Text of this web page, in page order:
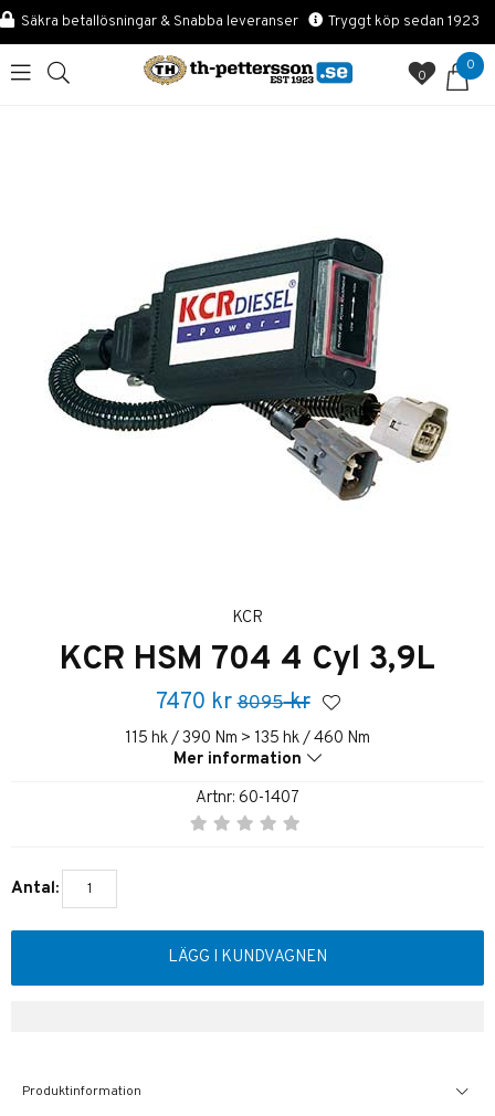
Säkra betallösningar & Snabba leveranser Tryggt köp sedan 1923
0
0
KCR
KCR HSM 704 4 Cyl 3,9L
8095kr
7470 kr
115 hk / 390 Nm > 135 hk / 460 Nm
Mer information
Artnr: 60-1407
Antal:
LÄGG I KUNDVAGNEN
Produktinformation